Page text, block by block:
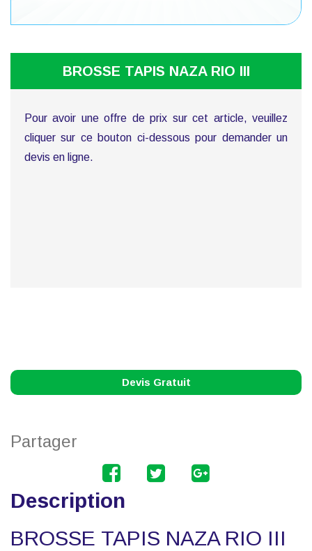
BROSSE TAPIS NAZA RIO III
Pour avoir une offre de prix sur cet article, veuillez
cliquer sur ce bouton ci-dessous pour demander un
devis en ligne.
Devis Gratuit
Partager
Description
BROSSE TAPIS NAZA RIO III